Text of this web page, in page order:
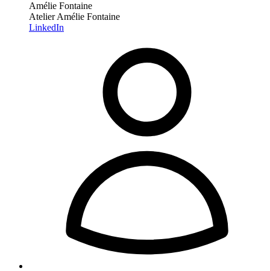
Amélie Fontaine
Atelier Amélie Fontaine
LinkedIn